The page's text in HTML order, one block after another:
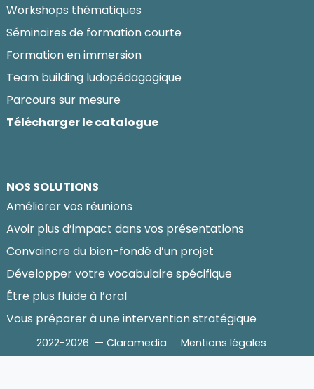
Workshops thématiques
Séminaires de formation courte
Formation en immersion
Team building ludopédagogique
Parcours sur mesure
Télécharger le catalogue
NOS SOLUTIONS
Améliorer vos réunions
Avoir plus d’impact dans vos présentations
Convaincre du bien-fondé d’un projet
Développer votre vocabulaire spécifique
Être plus fluide à l’oral
Vous préparer à une intervention stratégique
2022-2026 — Claramedia Mentions légales